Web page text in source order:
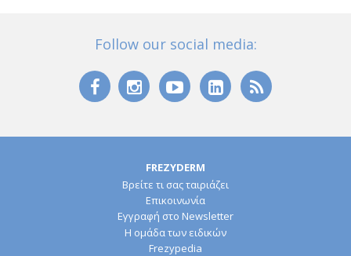
Follow our social media:
FREZYDERM
Βρείτε τι σας ταιριάζει
Επικοινωνία
Εγγραφή στο Newsletter
Η ομάδα των ειδικών
Frezypedia